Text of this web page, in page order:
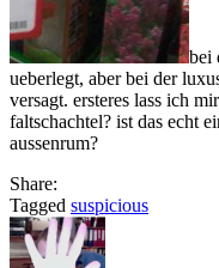
bei
ueberlegt, aber bei der
versagt. ersteres lass ich
faltschachtel? ist das echt
aussenrum?
Share:
Tagged suspicious